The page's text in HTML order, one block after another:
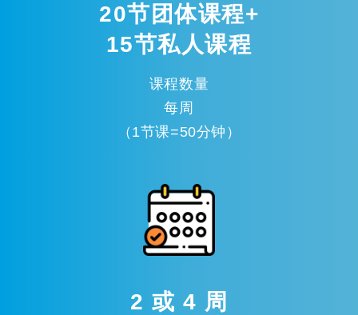
20节团体课程+
15节私人课程
课程数量
每周
（1节课=50分钟）
2 或 4 周